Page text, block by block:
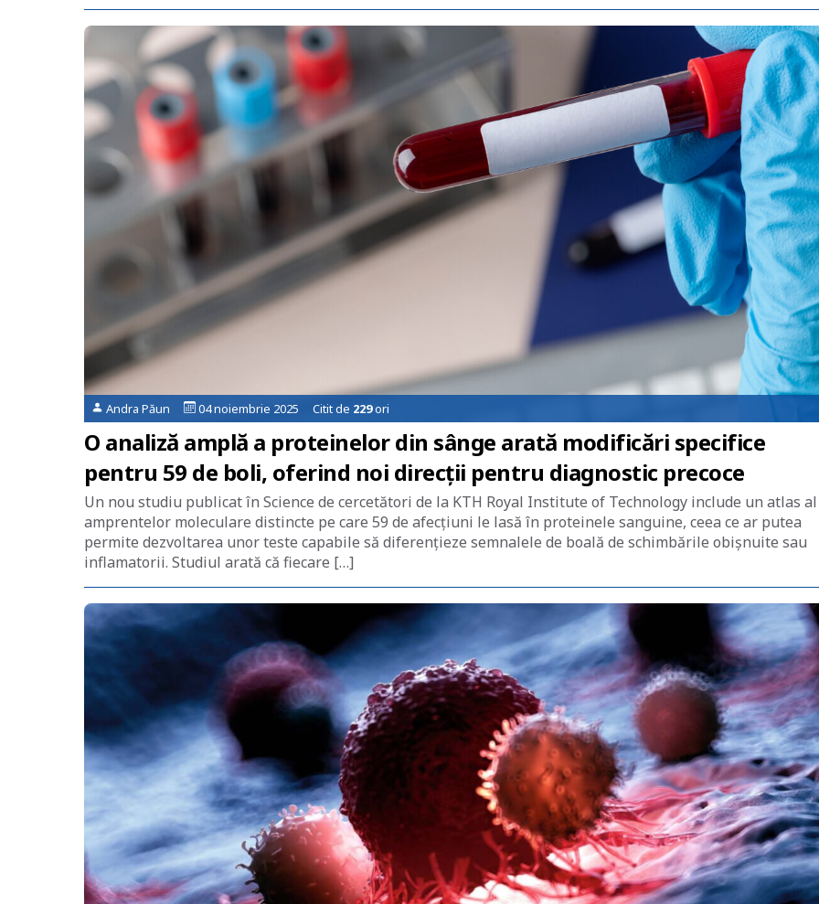
Andra Păun 04 noiembrie 2025 Citit de 229ori
O analiză amplă a proteinelor din sânge arată modificări specifice
pentru 59 de boli, oferind noi direcții pentru diagnostic precoce
Un nou studiu publicat în Science de cercetători de la KTH Royal Institute of Technology include un atlas al
amprentelor moleculare distincte pe care 59 de afecțiuni le lasă în proteinele sanguine, ceea ce ar putea
permite dezvoltarea unor teste capabile să diferențieze semnalele de boală de schimbările obișnuite sau
inflamatorii. Studiul arată că fiecare […]